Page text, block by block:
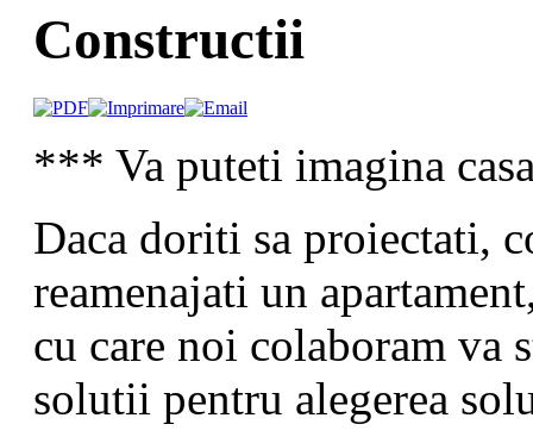
Constructii
*** Va puteti imagina
Daca doriti sa proiectati,
reamenajati un
cu care noi colaboram va
solutii pentru alegerea